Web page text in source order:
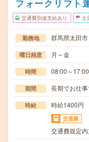
フォークリフト
交通費別途支給あり 土
勤務地 群馬県太田市
曜日頻度 月～金
時間 08:00～
期間 長期でお仕
時給 時給1400円
交通費
交通費規定